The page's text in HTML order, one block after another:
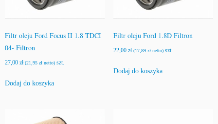
Filtr oleju Ford Focus II 1.8 TDCI
04- Filtron
27,00 zł (21,95 zł netto) szt.
Dodaj do koszyka
Filtr oleju Ford 1.8D Filtron
22,00 zł (17,89 złnetto)szt.
Dodaj do koszyka